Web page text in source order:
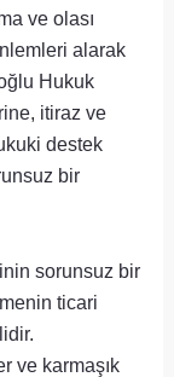
ve olası
alarak
Hukuk
itiraz ve
destek
bir
sorunsuz bir
ticari
ve karmaşık